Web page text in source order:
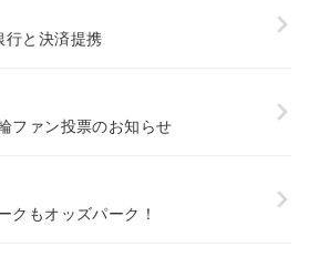
行と決済提携
ファン投票のお知らせ
クもオッズパーク！